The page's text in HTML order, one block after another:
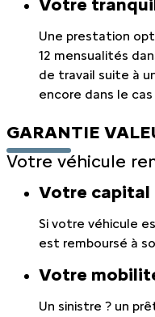
Votre
Une prestation
12 mensualités
de travail suite à
encore dans le
GARANTIE
Votre véhicule
Votre capital
Si votre véhicule
est remboursé à
Votre
Un sinistre ? un